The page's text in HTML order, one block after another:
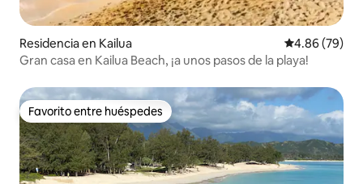
Residencia en Kailua Calificación
4.86 (79)
Gran casa en Kailua Beach, ¡a unos pasos de la playa!
Favorito entre huéspedes
Favorito entre huéspedes